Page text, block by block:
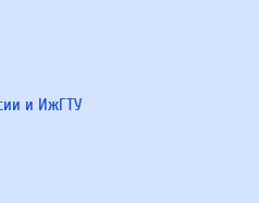
и ИжГТУ